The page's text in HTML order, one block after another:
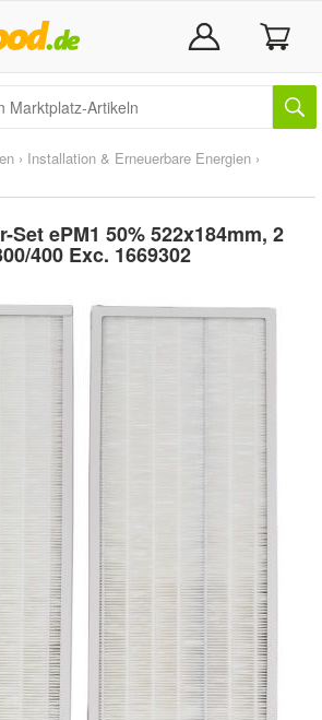
› Installation & Erneuerbare Energien ›
ePM1 50% 522x184mm, 2
400 Exc. 1669302